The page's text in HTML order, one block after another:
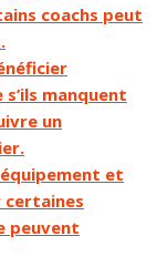
coachs peut
manquent
un
et
certaines
peuvent